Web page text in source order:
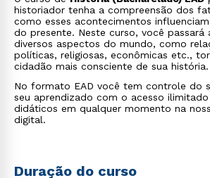
historiador tenha a compreensão dos
como esses acontecimentos
do presente. Neste curso, você passará
diversos aspectos do mundo, como
políticas, religiosas, econômicas etc.,
cidadão mais consciente de sua história.
No formato EAD você tem controle do
seu aprendizado com o acesso
didáticos em qualquer momento na
digital.
Duração do curso